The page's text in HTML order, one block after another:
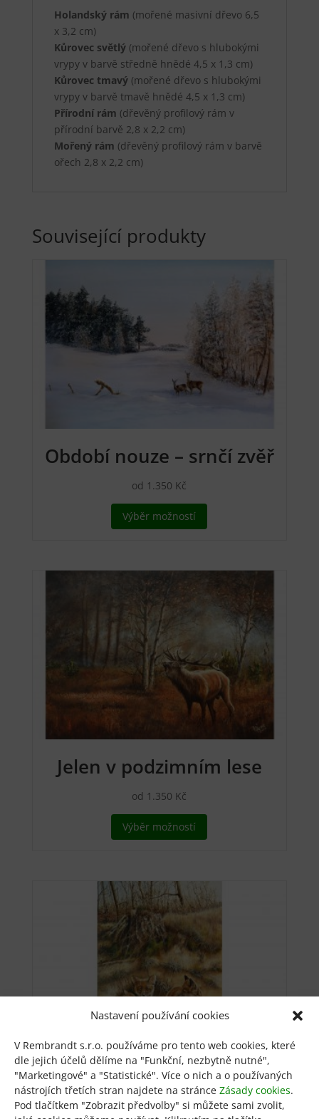
Nastavení používání cookies
V Rembrandt s.r.o. používáme pro tento web cookies, které
dle jejich účelů dělíme na "Funkční, nezbytně nutné",
"Marketingové" a "Statistické". Více o nich a o používaných
nástrojích třetích stran najdete na stránce Zásady cookies.
Pod tlačítkem "Zobrazit předvolby" si můžete sami zvolit,
Holandský rám (mořené masivní dřevo 6,5
x 3,2 cm)
Kůrovec světlý(mořené dřevo s hlubokými
vrypy v barvě středně hnědé 4,5 x 1,3 cm)
Kůrovec tmavý(mořené dřevo s hlubokými
vrypy v barvě tmavě hnědé 4,5 x 1,3 cm)
Přírodní rám (dřevěný profilový rám v
přírodní barvě 2,8 x 2,2 cm)
Mořený rám (dřevěný profilový rám v barvě
ořech 2,8 x 2,2 cm)
Související produkty
Období nouze – srnčí zvěř
od 1.350 Kč
Výběr možností
stránce
produktu
Jelen v podzimním lese
od 1.350 Kč
Výběr možností
lze
na
stránce
produktu
Liščata u nory
od850Kč